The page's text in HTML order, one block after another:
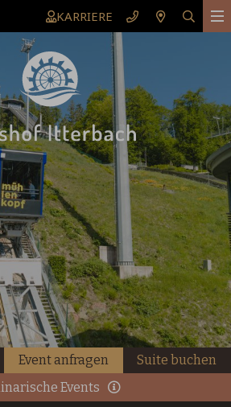
KARRIERE
Event anfragen
Suite buchen
Events